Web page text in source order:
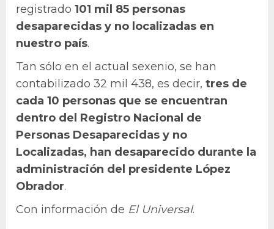
registrado 101 mil 85 personas
desaparecidas y no localizadas en
nuestro país.
Tan sólo en el actual sexenio, se han
contabilizado 32 mil 438, es decir, tres de
cada 10 personas que se encuentran
dentro del Registro Nacional de
Personas Desaparecidas y no
Localizadas, han desaparecido durante la
administración del presidente López
Obrador.
Con información de El Universal.